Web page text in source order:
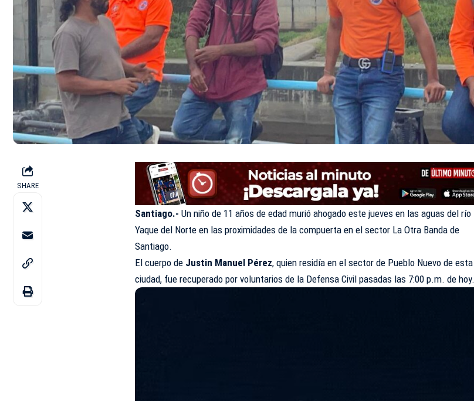
SHARE
Santiago.- Un niño de 11 años de edad murió ahogado este jueves en las aguas del río
Yaque del Norte en las proximidades de la compuerta en el sector La Otra Banda de
Santiago.
El cuerpo de Justin Manuel Pérez, quien residía en el sector de Pueblo Nuevo de esta
ciudad, fue recuperado por voluntarios de la Defensa Civil pasadas las 7:00 p.m. de hoy.